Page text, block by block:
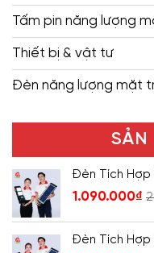
Tấm pin năng lượng
Thiết bị & vật tư
Đèn năng lượng mặt
SẢN
Đèn Tích Hợp
1.090.000₫
Đèn Tích Hợp